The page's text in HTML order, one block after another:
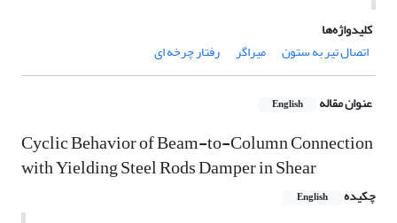
کلیدواژه‌ها
اتصال تیر به ستون
میراگر رفتار چرخه ای
عنوان مقاله English
Cyclic Behavior of Beam-to-Column Connection
with Yielding Steel Rods Damper in Shear
چکیده English